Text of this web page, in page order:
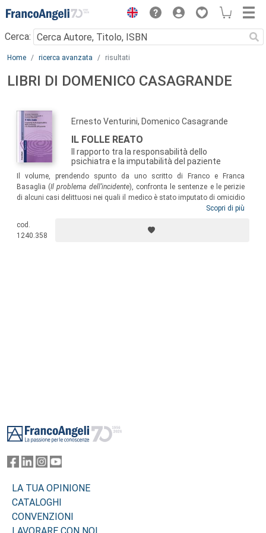
Menu
Cerca:
Main content
Home ricerca avanzata risultati
LIBRI DI DOMENICO CASAGRANDE
Ernesto Venturini, Domenico Casagrande
IL FOLLE REATO
Il rapporto tra la responsabilità dello
psichiatra e la imputabilità del paziente
Il volume, prendendo spunto da uno scritto di Franco e Franca
Basaglia (Il problema dell’incidente), confronta le sentenze e le perizie
di alcuni casi delittuosi nei quali il medico è stato imputato di omicidio
colposo per il crimine commesso dal proprio paziente. Avvalendosi del
ragguardevole e inedita, sul caso dei processi riguardanti Franco
Basaglia, e costituisce un prezioso riferimento per tutti coloro che
Scopri di più
cod.
1240.358
LA TUA OPINIONE
CATALOGHI
CONVENZIONI